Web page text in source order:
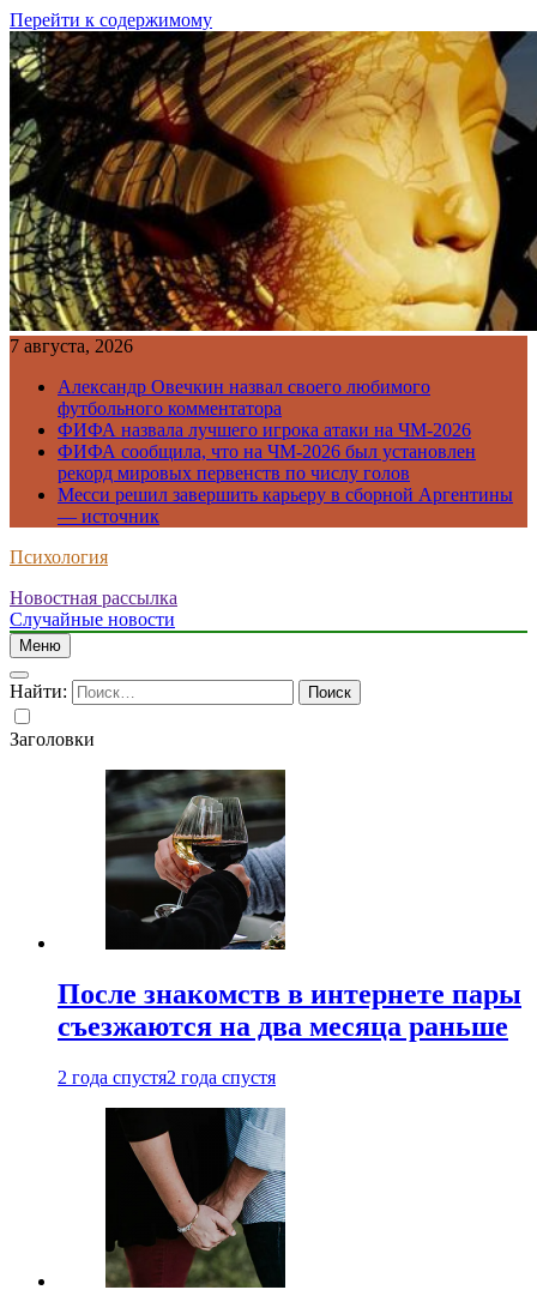
Перейти к содержимому
7 августа, 2026
Александр Овечкин назвал своего любимого
футбольного комментатора
ФИФА назвала лучшего игрока атаки на ЧМ-2026
ФИФА сообщила, что на ЧМ-2026 был установлен
рекорд мировых первенств по числу голов
Месси решил завершить карьеру в сборной Аргентины
— источник
Психология
Новостная рассылка
Случайные новости
Меню
Найти:
Заголовки
После знакомств в интернете пары
съезжаются на два месяца раньше
2 года спустя2 года спустя